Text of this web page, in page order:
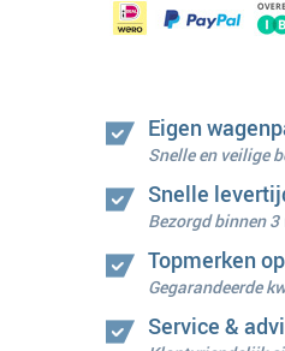
Eigen
Snelle en veilige
Snelle
Bezorgd binnen 3
Topmerken
Gegarandeerde
Service &